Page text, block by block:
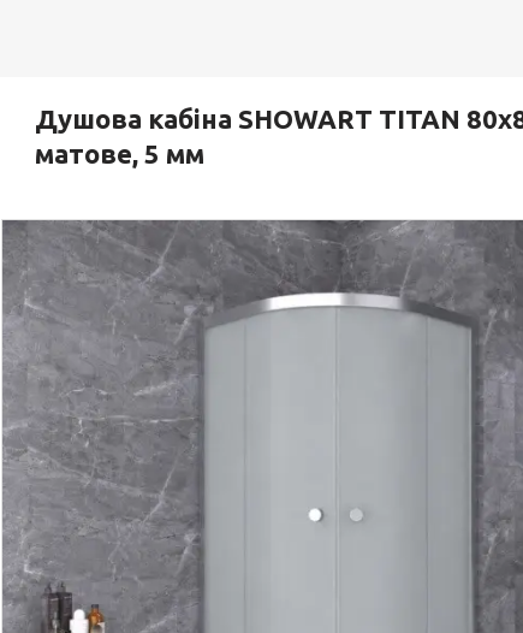
Душова кабіна SHOWART TITAN
матове, 5 мм